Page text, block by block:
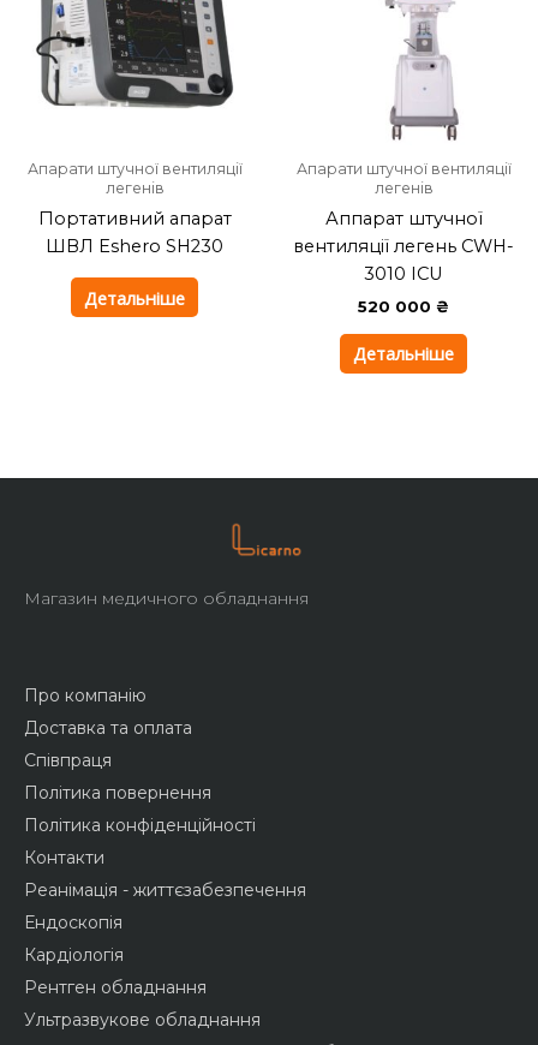
Апарати штучної вентиляції
легенів
Портативний апарат
ШВЛ Eshero SH230
Детальніше
Апарати штучної вентиляції
легенів
Аппарат штучної
вентиляції легень CWH-
3010 ICU
520 000 ₴
Детальніше
Магазин медичного обладнання
Про компанію
Доставка та оплата
Співпраця
Політика повернення
Політика конфіденційності
Контакти
Реанімація - життєзабезпечення
Ендоскопія
Кардіологія
Рентген обладнання
Ультразвукове обладнання